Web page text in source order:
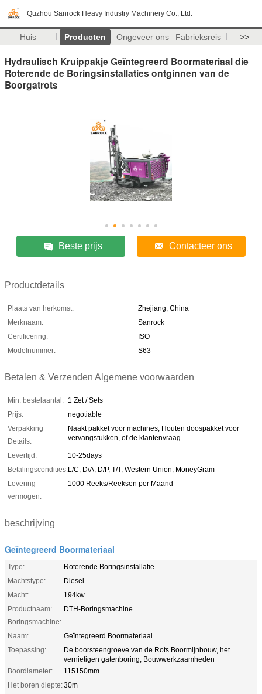
Quzhou Sanrock Heavy Industry Machinery Co., Ltd.
Huis Producten Ongeveer ons Fabrieksreis >>
Hydraulisch Kruippakje Geïntegreerd Boormateriaal die
Roterende de Boringsinstallaties ontginnen van de
Boorgatrots
Beste prijs Contacteer ons
Productdetails
Plaats van herkomst:
Zhejiang, China
Merknaam:
Sanrock
Certificering:
ISO
Modelnummer:
S63
Betalen & Verzenden Algemene voorwaarden
Min. bestelaantal: 1 Zet / Sets
Prijs:
negotiable
Verpakking
Details:
Naakt pakket voor machines, Houten doospakket voor
vervangstukken, of de klantenvraag.
Levertijd:
10-25days
Betalingscondities:L/C, D/A, D/P, T/T, Western Union, MoneyGram
Levering
vermogen:
1000 Reeks/Reeksen per Maand
beschrijving
Geïntegreerd Boormateriaal
Type:
Roterende Boringsinstallatie
Machtstype:
Diesel
Macht:
194kw
Productnaam:
Boringsmachine:
DTH-Boringsmachine
Naam:
Geïntegreerd Boormateriaal
Toepassing:
De boorsteengroeve van de Rots Boormijnbouw, het
vernietigen gatenboring, Bouwwerkzaamheden
Boordiameter:
115150mm
Het boren diepte:30m